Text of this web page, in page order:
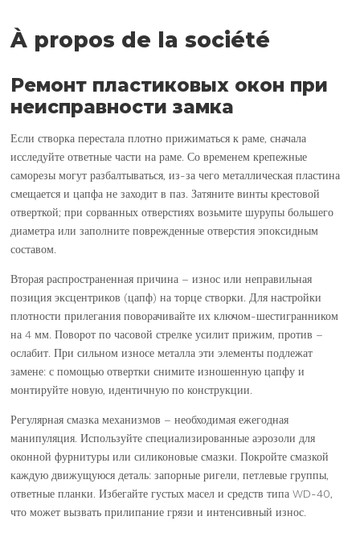
À propos de la société
Ремонт пластиковых окон при
неисправности замка
Если створка перестала плотно прижиматься к раме, сначала
исследуйте ответные части на раме. Со временем крепежные
саморезы могут разбалтываться, из-за чего металлическая пластина
смещается и цапфа не заходит в паз. Затяните винты крестовой
отверткой; при сорванных отверстиях возьмите шурупы большего
диаметра или заполните поврежденные отверстия эпоксидным
составом.
Вторая распространенная причина – износ или неправильная
позиция эксцентриков (цапф) на торце створки. Для настройки
плотности прилегания поворачивайте их ключом-шестигранником
на 4 мм. Поворот по часовой стрелке усилит прижим, против –
ослабит. При сильном износе металла эти элементы подлежат
замене: с помощью отвертки снимите изношенную цапфу и
монтируйте новую, идентичную по конструкции.
Регулярная смазка механизмов – необходимая ежегодная
манипуляция. Используйте специализированные аэрозоли для
оконной фурнитуры или силиконовые смазки. Покройте смазкой
каждую движущуюся деталь: запорные ригели, петлевые группы,
ответные планки. Избегайте густых масел и средств типа WD-40,
что может вызвать прилипание грязи и интенсивный износ.